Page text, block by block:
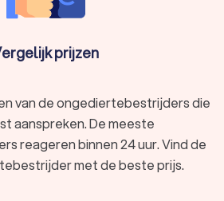
zijn er?
niet gemakkelijk van ze af komt. De
is afhankelijk van de ernst van de
prijzen
van de ongediertebestrijders die
aanspreken. De meeste
reageren binnen 24 uur. Vind de
met de beste prijs.